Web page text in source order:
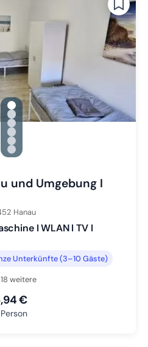
gallery.slide_selector
Zu Slide 1 wechseln
Zu Slide 2 wechseln
Zu Slide 3 wechseln
Zu Slide 4 wechseln
Zu Slide 5 wechseln
Zu Slide 6 wechseln
und Umgebung I
Hanau
I WLAN I TV I
Unterkünfte (3–10 Gäste)
weitere
€